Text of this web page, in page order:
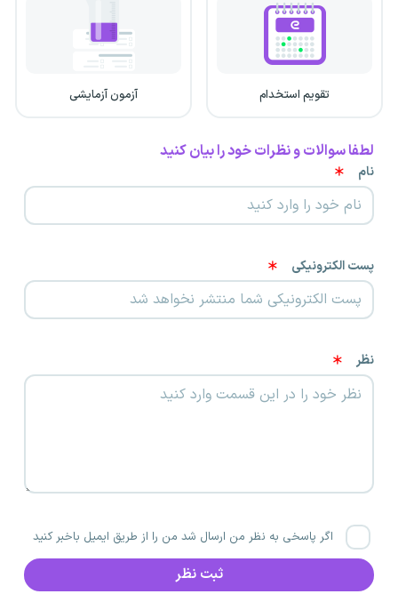
تقویم استخدام آزمون آزمایشی
لطفا سوالات و نظرات خود را بیان کنید
نام
پست الکترونیکی
نظر
اگر پاسخی به نظر من ارسال شد من را از طریق ایمیل باخبر کنید